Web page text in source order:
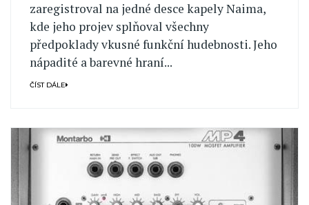
zaregistroval na jedné desce kapely Naima,
kde jeho projev splňoval všechny
předpoklady vkusné funkční hudebnosti. Jeho
nápadité a barevné hraní...
ČÍST DÁLE